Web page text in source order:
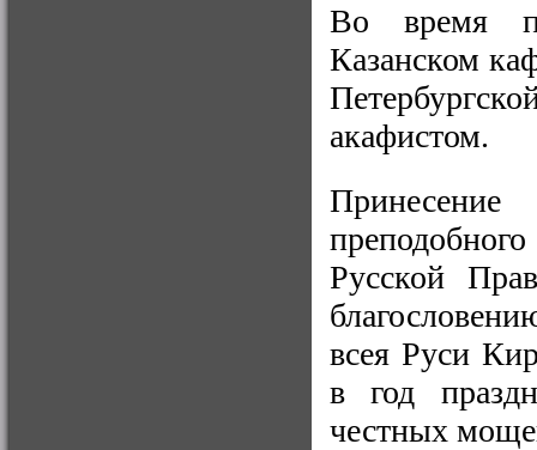
Во время
Казанском
акафистом.
Русской
всея Руси
в год
честных